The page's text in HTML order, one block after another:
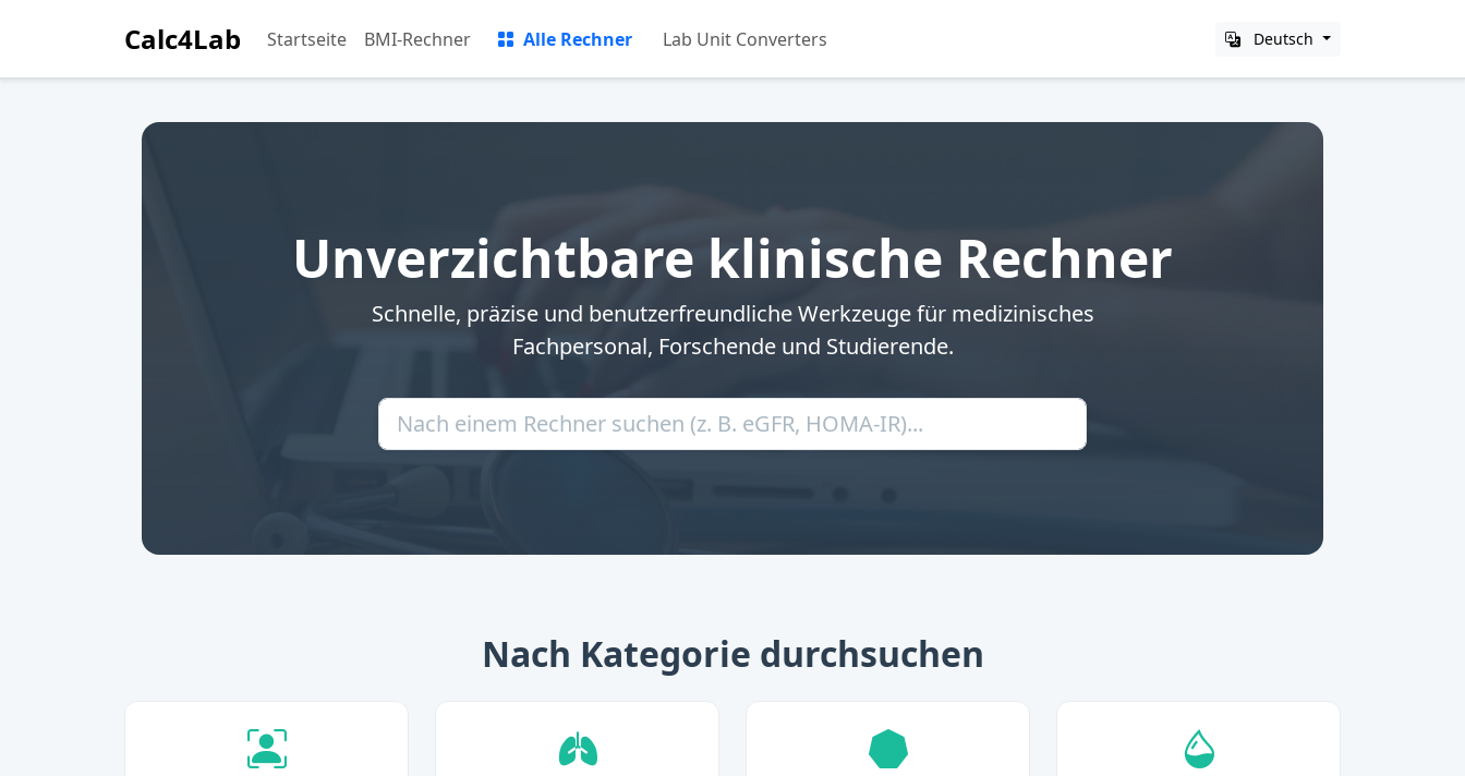
Calc4Lab Deutsch
Startseite BMI-Rechner Alle Rechner Lab Unit Converters
Unverzichtbare klinische Rechner
Schnelle, präzise und benutzerfreundliche Werkzeuge für medizinisches
Fachpersonal, Forschende und Studierende.
Nach Kategorie durchsuchen